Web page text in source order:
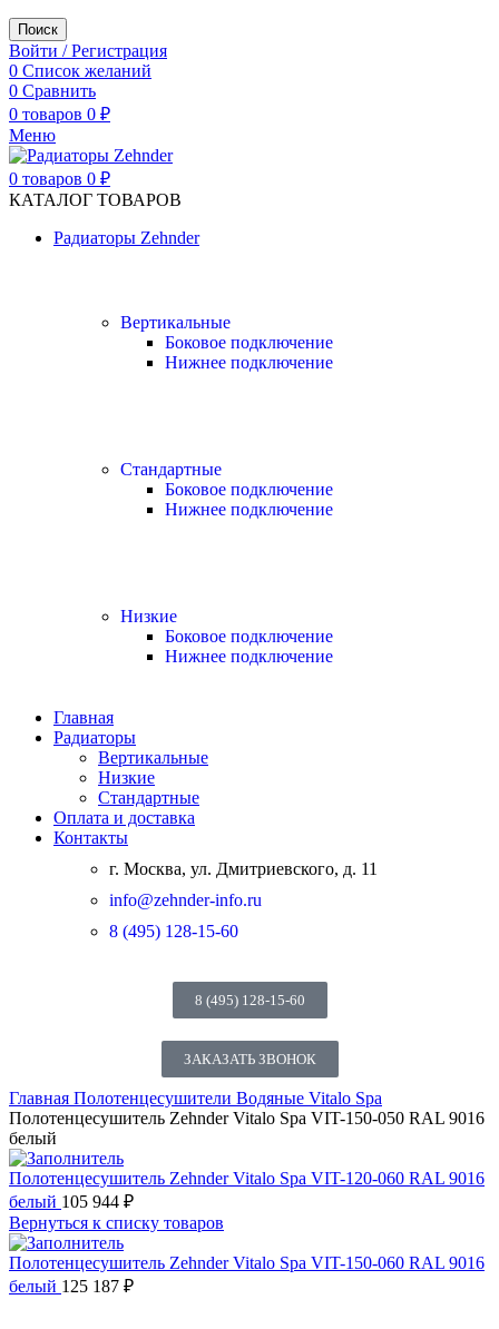
Поиск
Войти / Регистрация
0 Список желаний
0 Сравнить
0 товаров 0 ₽
Меню
0 товаров 0 ₽
КАТАЛОГ ТОВАРОВ
Радиаторы Zehnder
Вертикальные
Боковое подключение
Нижнее подключение
Стандартные
Боковое подключение
Нижнее подключение
Низкие
Боковое подключение
Нижнее подключение
Главная
Радиаторы
Вертикальные
Низкие
Стандартные
Оплата и доставка
Контакты
г. Москва, ул. Дмитриевского, д. 11
info@zehnder-info.ru
8 (495) 128-15-60
8 (495) 128-15-60
ЗАКАЗАТЬ ЗВОНОК
Главная Полотенцесушители Водяные Vitalo Spa
Полотенцесушитель Zehnder Vitalo Spa VIT-150-050 RAL 9016
белый
Полотенцесушитель Zehnder Vitalo Spa VIT-120-060 RAL 9016
белый 105 944 ₽
Вернуться к списку товаров
Полотенцесушитель Zehnder Vitalo Spa VIT-150-060 RAL 9016
белый 125 187 ₽